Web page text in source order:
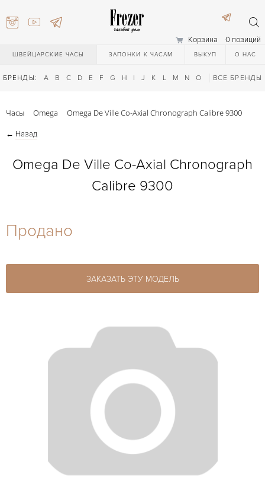
Корзина 0 позиций
ШВЕЙЦАРСКИЕ ЧАСЫ ЗАПОНКИ К ЧАСАМ ВЫКУП О НАС
БРЕНДЫ: A B C D E F G H I J K L M N O Q R S T
ВСЕ БРЕНДЫ
27-44
Часы Omega Omega De Ville Co-Axial Chronograph Calibre 9300
← Назад
Omega De Ville Co-Axial Chronograph
Calibre 9300
Продано
ЗАКАЗАТЬ ЭТУ МОДЕЛЬ